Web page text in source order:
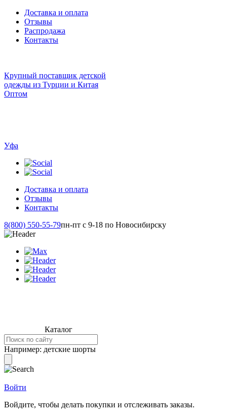
Доставка и оплата
Отзывы
Распродажа
Контакты
Крупный поставщик детской
одежды из Турции и Китая
Оптом
Уфа
Доставка и оплата
Отзывы
Контакты
8(800) 550-55-79пн-пт с 9-18 по Новосибирску
Каталог
Например: детские шорты
Войти
Войдите, чтобы делать покупки и отслеживать заказы.